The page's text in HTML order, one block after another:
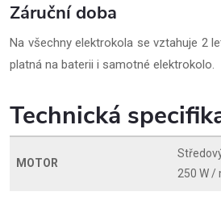
Záruční doba
Na všechny elektrokola se vztahuje 2
platná na baterii i samotné elektrokolo.
Technická
MOTOR
250 W /